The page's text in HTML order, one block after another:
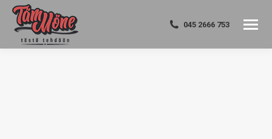
045 2666 753